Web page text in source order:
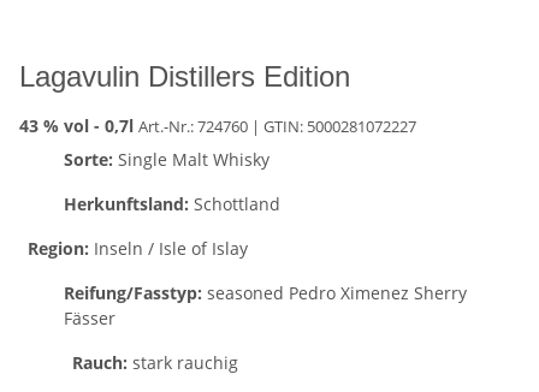
Lagavulin Distillers Edition
43 % vol - 0,7l Art.-Nr.: 724760 | GTIN: 5000281072227
Sorte: Single Malt Whisky
Herkunftsland: Schottland
Region: Inseln / Isle of Islay
Reifung/Fasstyp: seasoned Pedro Ximenez Sherry
Fässer
Rauch: stark rauchig